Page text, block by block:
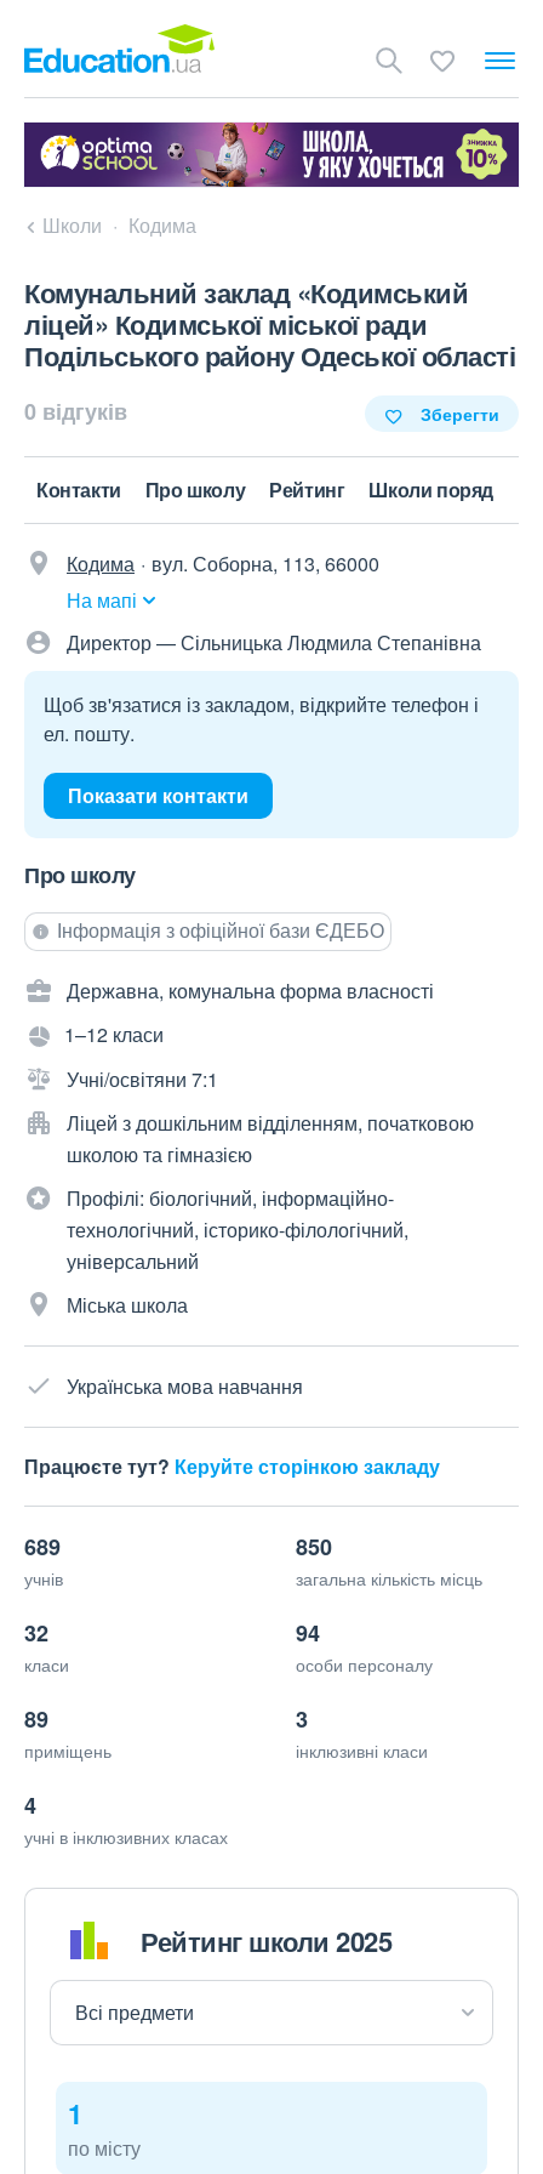
Школи Кодима
Комунальний заклад «Кодимський
ліцей» Кодимської міської ради
Подільського району Одеської області
0 відгуків Зберегти
Контакти Про школу Рейтинг Школи поряд
Кодима
вул. Соборна, 113, 66000
На мапі
Директор — Сільницька Людмила Степанівна
Щоб зв'язатися із закладом, відкрийте телефон і
ел. пошту.
Показати контакти
Про школу
Інформація з офіційної бази ЄДЕБО
Державна, комунальна форма власності
1–12 класи
Учні/освітяни 7:1
Ліцей з дошкільним відділенням, початковою
школою та гімназією
Профілі: біологічний, інформаційно-
технологічний, історико-філологічний,
універсальний
Міська школа
Українська мова навчання
Працюєте тут? Керуйте сторінкою закладу
689
учнів
850
загальна кількість місць
32
класи
94
особи персоналу
89
приміщень
3
інклюзивні класи
4
учні в інклюзивних класах
Рейтинг школи 2025
1
по місту